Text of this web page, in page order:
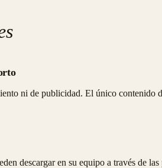
ni de publicidad. El único contenido
descargar en su equipo a través de